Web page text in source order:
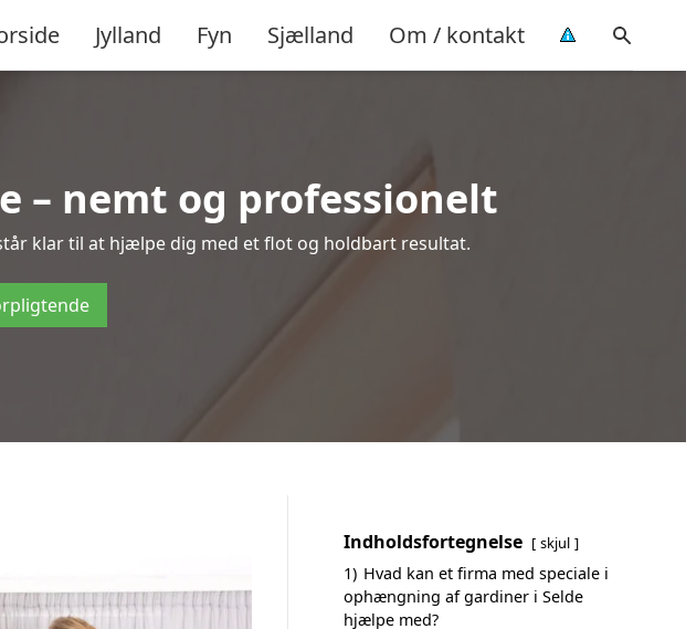
Jylland Fyn Sjælland Om / kontakt
– nemt og professionelt
klar til at hjælpe dig med et flot og holdbart resultat.
Indholdsfortegnelse skjul
1) Hvad kan et firma med speciale i
ophængning af gardiner i Selde
hjælpe med?